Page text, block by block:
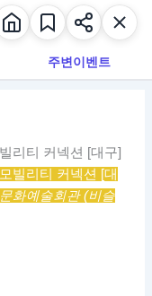
주변이벤트
리티 커넥션 [대구]
빌리티 커넥션 [대
화예술회관 (비슬